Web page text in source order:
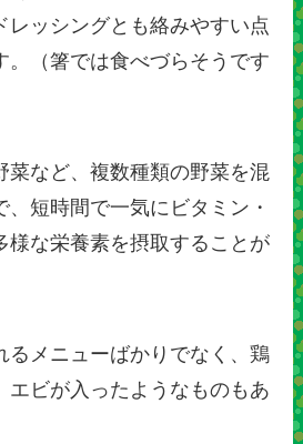
レッシングとも絡みやすい点
。（箸では食べづらそうです
菜など、複数種類の野菜を混
短時間で一気にビタミン・
様な栄養素を摂取することが
るメニューばかりでなく、鶏
エビが入ったようなものもあ